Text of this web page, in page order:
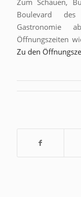
Zum Schauen,
Boulevard
Gastronomie
Öffnungszeiten
Zu den